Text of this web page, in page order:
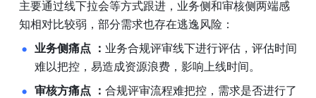
主要通过线下拉会等方式跟进，业务侧和审核侧两端感
知相对比较弱，部分需求也存在逃逸风险：
业务侧痛点 ： 业务合规评审线下进行评估，评估时间
难以把控，易造成资源浪费，影响上线时间。
审核方痛点 ： 合规评审流程难把控，需求是否进行了